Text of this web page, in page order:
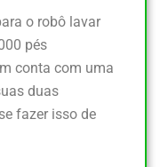
o robô lavar
pés
conta com uma
duas
fazer isso de